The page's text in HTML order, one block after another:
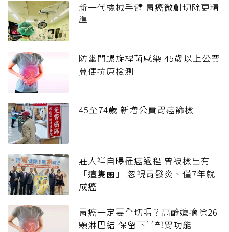
新一代機械手臂 胃癌微創切除更精
準
防幽門螺旋桿菌感染 45歲以上公費
糞便抗原檢測
45至74歲 新增公費胃癌篩檢
莊人祥自曝罹癌過程 曾被檢出有
「這隻菌」 忽視胃發炎、僅7年就
成癌
胃癌一定要全切嗎？高齡嬤摘除26
顆淋巴結 保留下半部胃功能